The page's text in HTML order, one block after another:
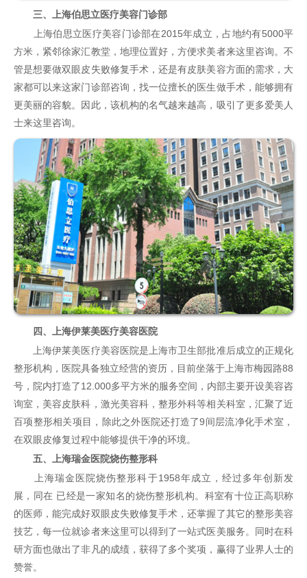
三、上海伯思立医疗美容门诊部
上海伯思立医疗美容门诊部在2015年成立，占地约有5000平
方米，紧邻徐家汇教堂，地理位置好，方便求美者来这里咨询。不
管是想要做双眼皮失败修复手术，还是有皮肤美容方面的需求，大
家都可以来这家门诊部咨询，找一位擅长的医生做手术，能够拥有
更美丽的容貌。因此，该机构的名气越来越高，吸引了更多爱美人
士来这里咨询。
四、上海伊莱美医疗美容医院
上海伊莱美医疗美容医院是上海市卫生部批准后成立的正规化
整形机构，医院具备独立经营的资历，目前坐落于上海市梅园路88
号，院内打造了12.000多平方米的服务空间，内部主要开设美容咨
询室，美容皮肤科，激光美容科，整形外科等相关科室，汇聚了近
百项整形相关项目，除此之外医院还打造了9间层流净化手术室，
在双眼皮修复过程中能够提供干净的环境。
五、上海瑞金医院烧伤整形科
上海瑞金医院烧伤整形科于1958年成立，经过多年创新发
展，同在 已经是一家知名的烧伤整形机构。科室有十位正高职称
的医师，能完成好双眼皮失败修复手术，还掌握了其它的整形美容
技艺，每一位就诊者来这里可以得到了一站式医美服务。同时在科
研方面也做出了非凡的成绩，获得了多个奖项，赢得了业界人士的
赞誉。